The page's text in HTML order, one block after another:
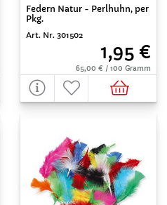
Federn Natur - Perlhuhn, per
Pkg.
Art. Nr. 301502
1,95 €
65,00 € / 100 Gramm